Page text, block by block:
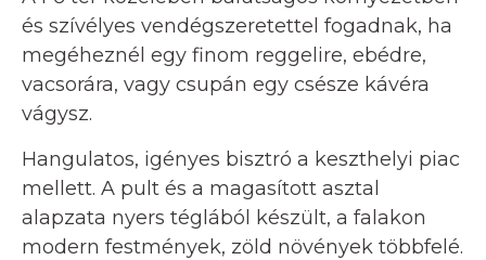
és szívélyes vendégszeretettel fogadnak, ha
megéheznél egy finom reggelire, ebédre,
vacsorára, vagy csupán egy csésze kávéra
vágysz.
Hangulatos, igényes bisztró a keszthelyi piac
mellett. A pult és a magasított asztal
alapzata nyers téglából készült, a falakon
modern festmények, zöld növények többfelé.